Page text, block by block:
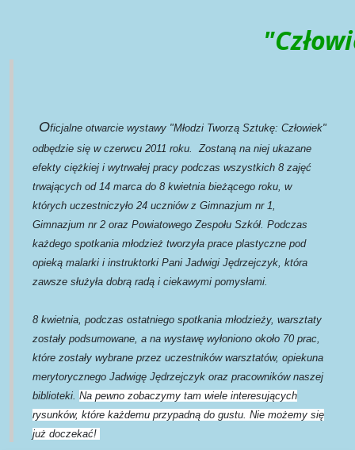
Oficjalne otwarcie wystawy "Młodzi Tworzą Sztukę: Człowiek"
odbędzie się w czerwcu 2011 roku. Zostaną na niej ukazane
efekty ciężkiej i wytrwałej pracy podczas wszystkich 8 zajęć
trwających od 14 marca do 8 kwietnia bieżącego roku, w
których uczestniczyło 24 uczniów z Gimnazjum nr 1,
Gimnazjum nr 2 oraz Powiatowego Zespołu Szkół. Podczas
każdego spotkania młodzież tworzyła prace plastyczne pod
opieką malarki i instruktorki Pani Jadwigi Jędrzejczyk, która
zawsze służyła dobrą radą i ciekawymi pomysłami.
8 kwietnia, podczas ostatniego spotkania młodzieży, warsztaty
zostały podsumowane, a na wystawę wyłoniono około 70 prac,
które zostały wybrane przez uczestników warsztatów, opiekuna
merytorycznego Jadwigę Jędrzejczyk oraz pracowników naszej
biblioteki. Na pewno zobaczymy tam wiele interesujących
rysunków, które każdemu przypadną do gustu. Nie możemy się
już doczekać!